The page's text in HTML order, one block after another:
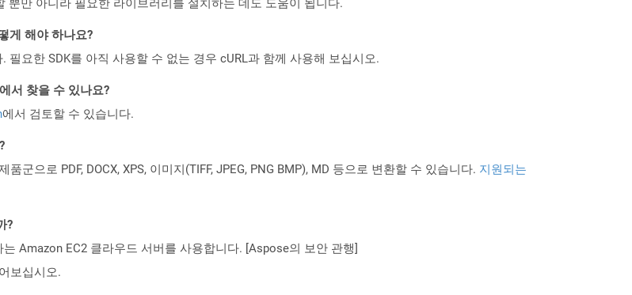
게 해야 하나요?
요한 SDK를 아직 사용할 수 없는 경우 cURL과 함께 사용해 보십시오.
서 찾을 수 있나요?
에서 검토할 수 있습니다.
군으로 PDF, DOCX, XPS, 이미지(TIFF, JPEG, PNG BMP), MD 등으로 변환할 수 있습니다. 지원되는
?
Amazon EC2 클라우드 서버를 사용합니다. [Aspose의 보안 관행]
보십시오.